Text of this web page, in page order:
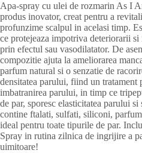
Apa-spray cu ulei de rozmarin As I
produs inovator, creat pentru a
profunzime scalpul in acelasi timp.
ce protejeaza impotriva deteriorarii
prin efectul sau vasodilatator. De
compozitie ajuta la ameliorarea
parfum natural si o senzatie de
densitatea parului, fiind un tratament
imbatranirea parului, in timp ce
de par, sporesc elasticitatea parului
contine ftalati, sulfati, siliconi,
ideal pentru toate tipurile de par.
Spray in rutina zilnica de ingrijire a
uimitoare!